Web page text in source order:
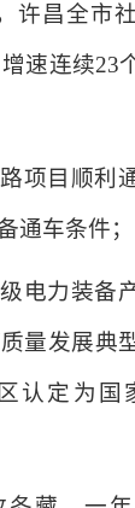
许昌全市
速连续23
项目顺利
通车条件；
电力装备
量发展典
认定为国